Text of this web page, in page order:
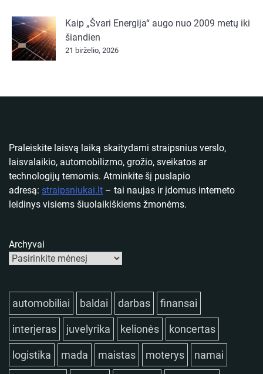
Kaip „Švari Energija“ augo nuo 2009 metų iki
šiandien
21 birželio, 2026
Praleiskite laisvą laiką skaitydami straipsnius verslo,
laisvalaikio, automobilizmo, grožio, sveikatos ar
technologijų temomis. Atminkite šį puslapio
adresą: straipsniukai.lt – tai naujas ir įdomus interneto
leidinys visiems šiuolaikiškiems žmonėms.
Archyvai
automobiliai baldai darbas finansai
interjeras juvelyrika kelionės koncertas
logistika mada maistas moterys namai